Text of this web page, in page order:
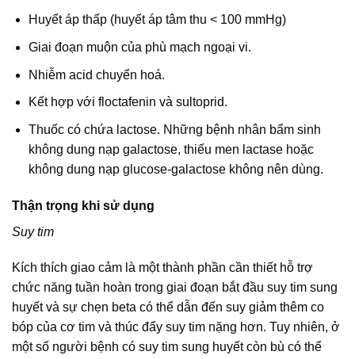
Huyết áp thấp (huyết áp tâm thu < 100 mmHg)
Giai đoạn muộn của phù mạch ngoại vi.
Nhiễm acid chuyển hoá.
Kết hợp với floctafenin và sultoprid.
Thuốc có chứa lactose. Những bệnh nhân bẩm sinh
không dung nạp galactose, thiếu men lactase hoặc
không dung nạp glucose-galactose không nên dùng.
Thận trọng khi sử dụng
Suy tim
Kích thích giao cảm là một thành phần cần thiết hỗ trợ
chức năng tuần hoàn trong giai đoạn bắt đầu suy tim sung
huyết và sự chẹn beta có thể dẫn đến suy giảm thêm co
bóp của cơ tim và thúc đẩy suy tim nặng hơn. Tuy nhiên, ở
một số người bệnh có suy tim sung huyết còn bù có thể